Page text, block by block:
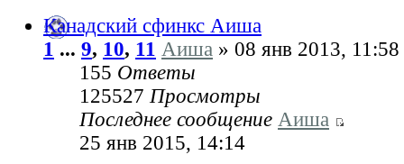
Канадский сфинкс Аиша
1 ... 9, 10, 11 Аиша » 08 янв 2013, 11:58
155 Ответы
125527 Просмотры
Последнее сообщение Аиша
25 янв 2015, 14:14